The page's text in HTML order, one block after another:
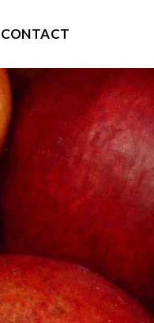
CONTACT